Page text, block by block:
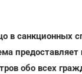
в санкционных
обо всех